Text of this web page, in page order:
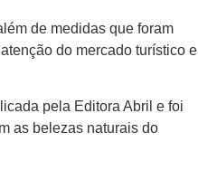
de medidas que foram
do mercado turístico e
pela Editora Abril e foi
as belezas naturais do